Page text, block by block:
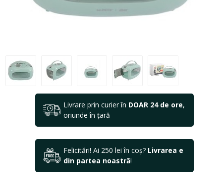
Livrare prin curier în DOAR 24 de ore,
oriunde în țară
Felicitări! Ai 250 lei în coș? Livrarea e
din partea noastră!